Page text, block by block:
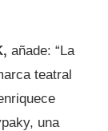
añade: “La
teatral
una